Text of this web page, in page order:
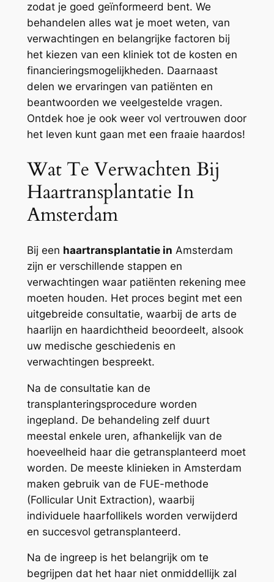
zodat je goed geïnformeerd bent. We
behandelen alles wat je moet weten, van
verwachtingen en belangrijke factoren bij
het kiezen van een kliniek tot de kosten en
financieringsmogelijkheden. Daarnaast
delen we ervaringen van patiënten en
beantwoorden we veelgestelde vragen.
Ontdek hoe je ook weer vol vertrouwen door
het leven kunt gaan met een fraaie haardos!
Wat Te Verwachten Bij
Haartransplantatie In
Amsterdam
Bij een haartransplantatie in Amsterdam
zijn er verschillende stappen en
verwachtingen waar patiënten rekening mee
moeten houden. Het proces begint met een
uitgebreide consultatie, waarbij de arts de
haarlijn en haardichtheid beoordeelt, alsook
uw medische geschiedenis en
verwachtingen bespreekt.
Na de consultatie kan de
transplanteringsprocedure worden
ingepland. De behandeling zelf duurt
meestal enkele uren, afhankelijk van de
hoeveelheid haar die getransplanteerd moet
worden. De meeste klinieken in Amsterdam
maken gebruik van de FUE-methode
(Follicular Unit Extraction), waarbij
individuele haarfollikels worden verwijderd
en succesvol getransplanteerd.
Na de ingreep is het belangrijk om te
begrijpen dat het haar niet onmiddellijk zal